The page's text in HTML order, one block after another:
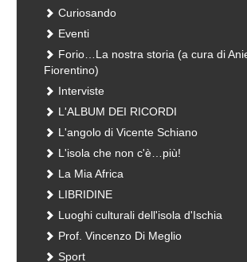
Curiosando
Eventi
Forio…La nostra storia (a cura di
Fiorentino)
Interviste
L'ALBUM DEI RICORDI
L'angolo di Vicente Schiano
L'isola che non c'è…più!
La Mia Africa
LIBRIDINE
Luoghi culturali dell'isola d'Ischia
Prof. Vincenzo Di Meglio
Sport